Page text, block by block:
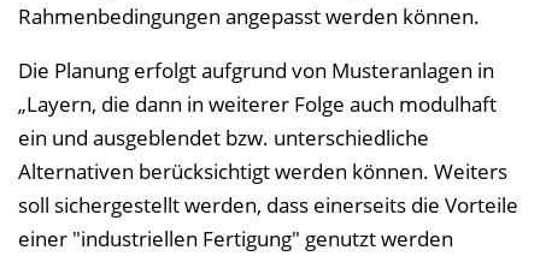
Rahmenbedingungen angepasst werden können.
Die Planung erfolgt aufgrund von Musteranlagen in
„Layern, die dann in weiterer Folge auch modulhaft
ein und ausgeblendet bzw. unterschiedliche
Alternativen berücksichtigt werden können. Weiters
soll sichergestellt werden, dass einerseits die Vorteile
einer "industriellen Fertigung" genutzt werden